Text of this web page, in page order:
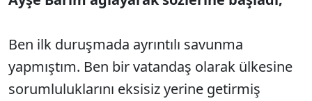
Ben ilk duruşmada ayrıntılı savunma
yapmıştım. Ben bir vatandaş olarak ülkesine
sorumluluklarını eksisiz yerine getirmiş